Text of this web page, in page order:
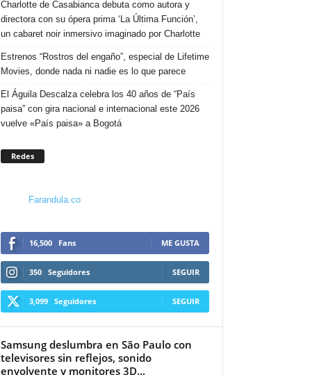
Charlotte de Casabianca debuta como autora y
directora con su ópera prima ‘La Última Función’,
un cabaret noir inmersivo imaginado por Charlotte
Estrenos “Rostros del engaño”, especial de Lifetime
Movies, donde nada ni nadie es lo que parece
El Águila Descalza celebra los 40 años de “País
paisa” con gira nacional e internacional este 2026
vuelve «País paisa» a Bogotá
Redes
Farandula.co
16,500 Fans ME GUSTA
350 Seguidores SEGUIR
3,099 Seguidores SEGUIR
Samsung deslumbra en São Paulo con
televisores sin reflejos, sonido
envolvente y monitores 3D...